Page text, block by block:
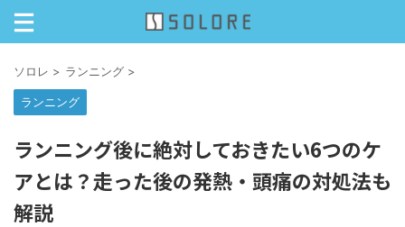
ソロレ > ランニング >
ランニング
ランニング後に絶対しておきたい6つのケ
アとは？走った後の発熱・頭痛の対処法も
解説